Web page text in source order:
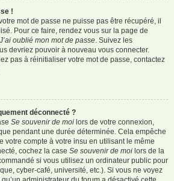
!
mot de passe ne puisse pas être récupéré, il
Pour ce faire, rendez vous sur la page de
J’ai oublié mon mot de passe . Suivez les
devriez pouvoir à nouveau vous connecter.
pas à réinitialiser votre mot de passe, contactez
déconnecté ?
Se souvenir de moi lors de votre connexion,
pendant une durée déterminée. Cela empêche
votre compte à votre insu en utilisant le même
cochez la case Se souvenir de moi lors de la
si vous utilisez un ordinateur public pour
cyber-café, université, etc.). Si vous ne voyez